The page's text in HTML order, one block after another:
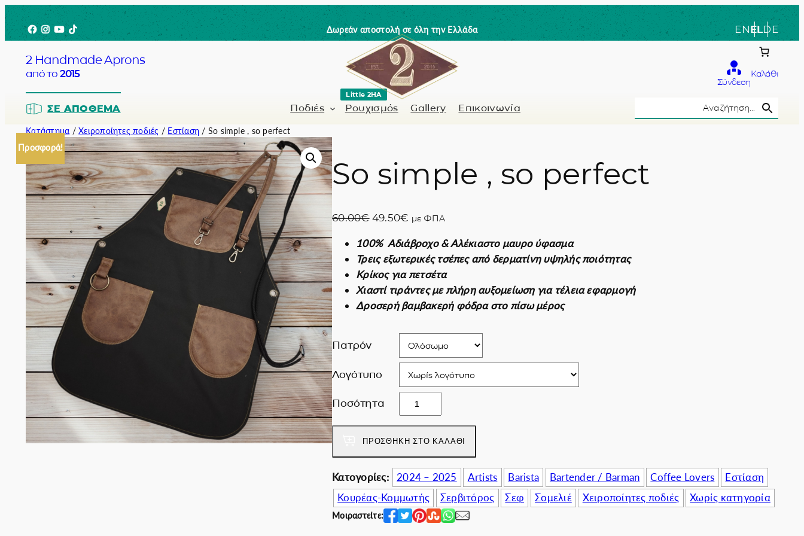
Μετάβαση
στο
περιεχόμενο
Facebook
Instagram
YouTube
TikTok Δωρεάν αποστολή σε όλη την Ελλάδα ENELDE
2 Handmade Aprons
από το 2015
Σύνδεση
Καλάθι
ΣΕ ΑΠΌΘΕΜΑ Ποδιές
Barista
Bartender / Barman
Σερβιτόρος
Σεφ
Κουρέας-Κομμωτής Γνήσιο δέρμα
Coffee Lovers
Ρουχισμός
Little 2HA
Gallery Επικοινωνία
Κατάστημα /Χειροποίητες ποδιές / Εστίαση / So simple , so perfect
Προσφορά!
So simple , so perfect
60.00€ O
i
g
i
n
a
p
i
e
a
6
0
.
49.50€ Η
ρ
έ
χ
ο
υ
α
τ
ι
μ
ε
ί
α
ι
:
4
με ΦΠΑ
100% Αδιάβροχο & Αλέκιαστο μαυρο ύφασμα
Τρεις εξωτερικές τσέπες από δερματίνη υψηλής ποιότητας
Κρίκος για πετσέτα
Χιαστί τιράντες με πλήρη αυξομείωση για τέλεια εφαρμογή
Δροσερή βαμβακερή φόδρα στο πίσω μέρος
Πατρόν
Λογότυπο
Ποσότητα
o
s
i
m
p
l
e
,
ΠΡΟΣΘΉΚΗ ΣΤΟ ΚΑΛΆΘΙ
Κατογορίες: 2024 – 2025 Artists Barista Bartender / Barman Coffee Lovers
Εστίαση
Κουρέας-Κομμωτής
Σερβιτόρος Σεφ Σομελιέ Χειροποίητες ποδιές Χωρίς κατηγορία
Μοιραστείτε: